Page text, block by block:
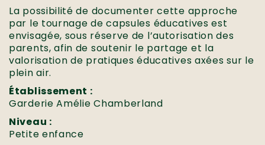
La possibilité de documenter cette approche
par le tournage de capsules éducatives est
envisagée, sous réserve de l’autorisation des
parents, afin de soutenir le partage et la
valorisation de pratiques éducatives axées sur le
plein air.
Établissement :
Garderie Amélie Chamberland
Niveau :
Petite enfance